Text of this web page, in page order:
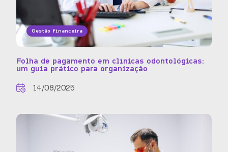
Gestão financeira
Folha de pagamento em clínicas odontológicas:
um guia prático para organização
14/08/2025